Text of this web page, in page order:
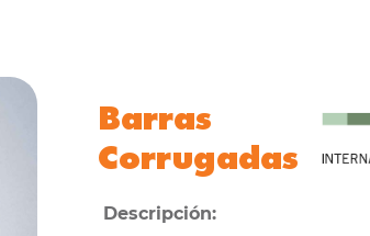
Barras
Corrugadas​
Descripción: